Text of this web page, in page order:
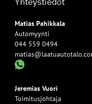
Yhteystiedot
Matias Pahikkala
Automyynti
044 559 0494
Jeremias Vuori
Toimitusjohtaja